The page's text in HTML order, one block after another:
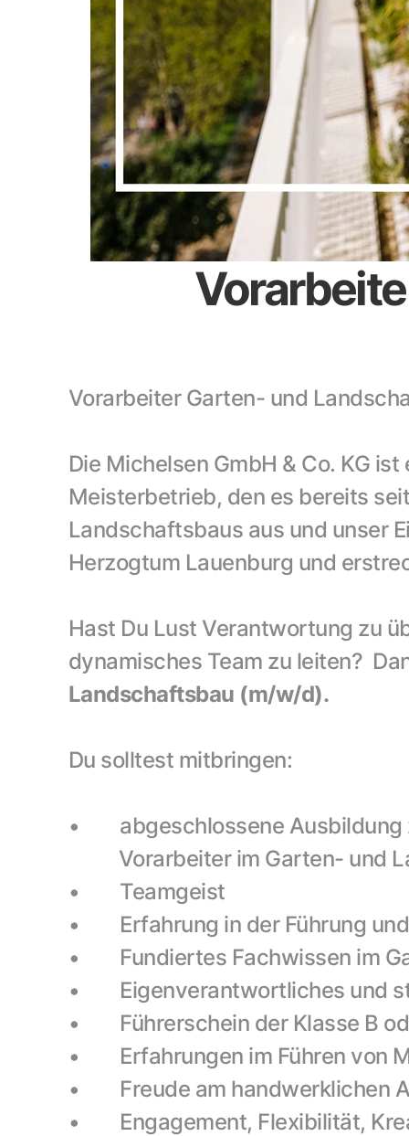
Vorarbeiter Garten- und
Die Michelsen GmbH & Co. KG
Meisterbetrieb, den es bereits
Landschaftsbaus aus und unser
Herzogtum Lauenburg und
Hast Du Lust Verantwortung zu
dynamisches Team zu leiten?
Landschaftsbau (m/w/d).
Du solltest mitbringen:
•        abgeschlossene
Vorarbeiter im
•        Teamgeist
•        Erfahrung in der
•        Fundiertes Fachwissen
•        Eigenverantwortliches
•        Führerschein der Klasse
•        Erfahrungen im Führen
•        Freude am handwerklichen
•        Engagement,